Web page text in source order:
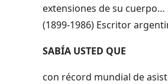
extensiones de su cuerpo…
(1899-1986) Escritor
SABÍA USTED QUE
con récord mundial de